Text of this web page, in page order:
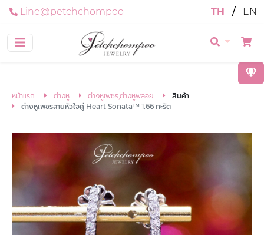
Line@petchchompoo TH / EN
หน้าแรก ต่างหู ต่างหูเพชร,ต่างหูพลอย
สินค้า
ต่างหูเพชรลายหัวใจคู่ Heart Sonata™ 1.66 กะรัต